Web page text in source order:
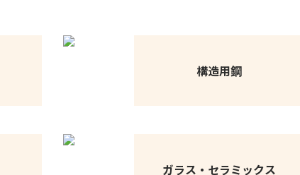
構造用鋼
ガラス・セラミックス